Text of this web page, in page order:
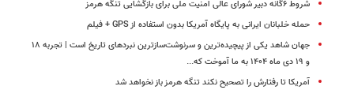
شروط ۶گانه دبیر شورای عالی امنیت ملی برای بازگشایی تنگه هرمز
حمله خلبانان ایرانی به پایگاه آمریکا بدون استفاده از GPS + فیلم
جهان شاهد یکی از پیچیده‌ترین و سرنوشت‌سازترین نبردهای تاریخ است | تجربه ۱۸
و ۱۹ دی ماه ۱۴۰۴ به ما آموخت که...
آمریکا تا رفتارش را تصحیح نکند تنگه هرمز باز نخواهد شد